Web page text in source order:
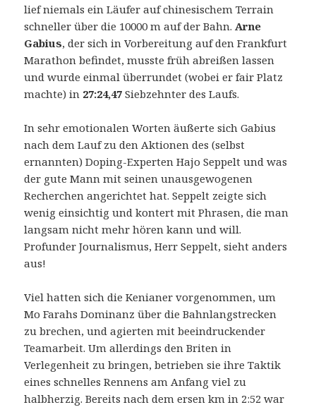
lief niemals ein Läufer auf chinesischem Terrain
schneller über die 10000 m auf der Bahn. Arne
Gabius, der sich in Vorbereitung auf den Frankfurt
Marathon befindet, musste früh abreißen lassen
und wurde einmal überrundet (wobei er fair Platz
machte) in 27:24,47 Siebzehnter des Laufs.
In sehr emotionalen Worten äußerte sich Gabius
nach dem Lauf zu den Aktionen des (selbst
ernannten) Doping-Experten Hajo Seppelt und was
der gute Mann mit seinen unausgewogenen
Recherchen angerichtet hat. Seppelt zeigte sich
wenig einsichtig und kontert mit Phrasen, die man
langsam nicht mehr hören kann und will.
Profunder Journalismus, Herr Seppelt, sieht anders
aus!
Viel hatten sich die Kenianer vorgenommen, um
Mo Farahs Dominanz über die Bahnlangstrecken
zu brechen, und agierten mit beeindruckender
Teamarbeit. Um allerdings den Briten in
Verlegenheit zu bringen, betrieben sie ihre Taktik
eines schnelles Rennens am Anfang viel zu
halbherzig. Bereits nach dem ersen km in 2:52 war